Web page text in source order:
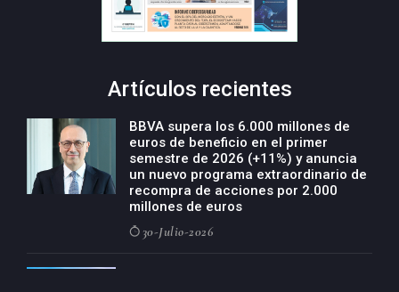
Artículos recientes
BBVA supera los 6.000 millones de
euros de beneficio en el primer
semestre de 2026 (+11%) y anuncia
un nuevo programa extraordinario de
recompra de acciones por 2.000
millones de euros
30-Julio-2026